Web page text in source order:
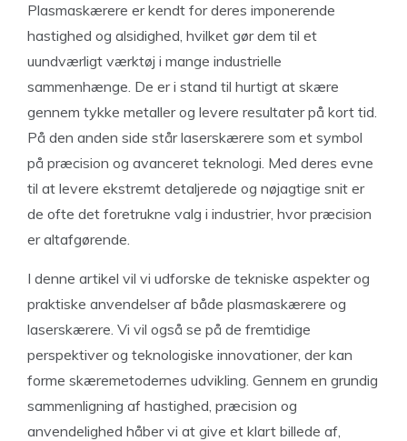
Plasmaskærere er kendt for deres imponerende
hastighed og alsidighed, hvilket gør dem til et
uundværligt værktøj i mange industrielle
sammenhænge. De er i stand til hurtigt at skære
gennem tykke metaller og levere resultater på kort tid.
På den anden side står laserskærere som et symbol
på præcision og avanceret teknologi. Med deres evne
til at levere ekstremt detaljerede og nøjagtige snit er
de ofte det foretrukne valg i industrier, hvor præcision
er altafgørende.
I denne artikel vil vi udforske de tekniske aspekter og
praktiske anvendelser af både plasmaskærere og
laserskærere. Vi vil også se på de fremtidige
perspektiver og teknologiske innovationer, der kan
forme skæremetodernes udvikling. Gennem en grundig
sammenligning af hastighed, præcision og
anvendelighed håber vi at give et klart billede af,